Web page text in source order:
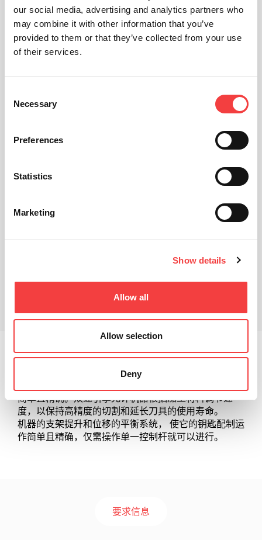
our social media, advertising and analytics partners who
may combine it with other information that you’ve
provided to them or that they’ve collected from your use
of their services.
Selection
Necessary
Preferences
Statistics
Marketing
Show details
Allow all
Allow selection
Deny
相关产品
下载
204是专业配匙机，用于配制旗杆钥匙，双牙钥匙，空
简单且精确。双速引擎允许机器根据加工材料调节速
度，以保持高精度的切割和延长刀具的使用寿命。
机器的支架提升和位移的平衡系统， 使它的钥匙配制运
作简单且精确，仅需操作单一控制杆就可以进行。
要求信息